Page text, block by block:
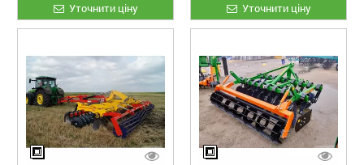
Уточнити ціну Уточнити ціну